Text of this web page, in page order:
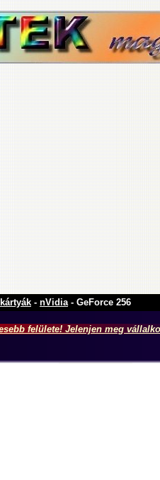
- nVidia- GeForce 256
felülete! Jelenjen meg